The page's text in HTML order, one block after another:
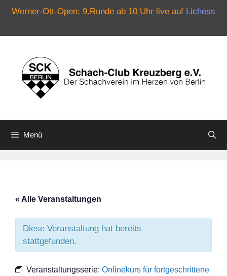
Werner-Ott-Open: 9.Runde ab 10 Uhr live auf Lichess
springen
Menü
« Alle Veranstaltungen
Diese Veranstaltung hat bereits
stattgefunden.
Veranstaltungsserie: Onlinekurs für fortgeschrittene